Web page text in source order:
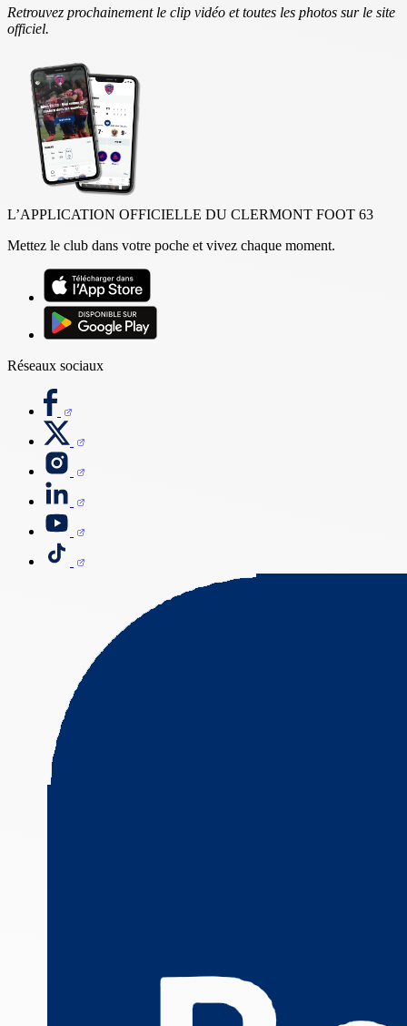
Retrouvez prochainement le clip vidéo et toutes les photos sur le site
officiel.
L’APPLICATION OFFICIELLE DU CLERMONT FOOT 63
Mettez le club dans votre poche et vivez chaque moment.
Réseaux sociaux